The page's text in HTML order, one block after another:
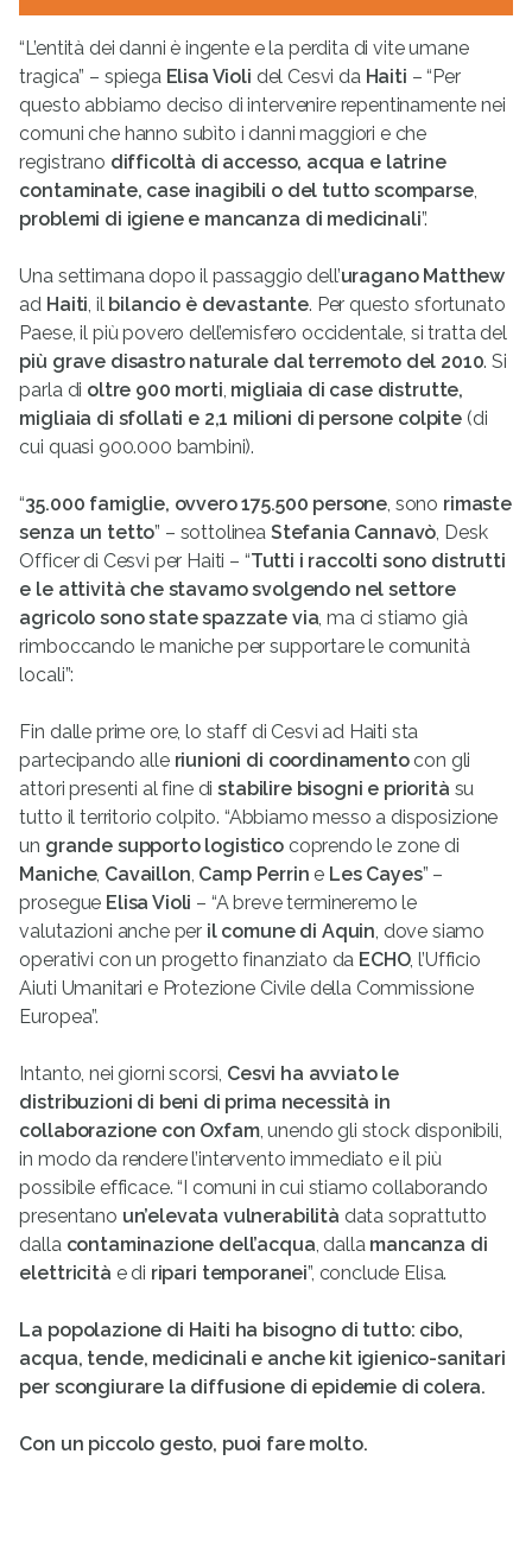
“L’entità dei danni è ingente e la perdita di vite umane
tragica” – spiega Elisa Violi del Cesvi da Haiti – “Per
questo abbiamo deciso di intervenire repentinamente nei
comuni che hanno subìto i danni maggiori e che
registrano difficoltà di accesso, acqua e latrine
contaminate, case inagibili o del tutto scomparse,
problemi di igiene e mancanza di medicinali”.
Una settimana dopo il passaggio dell’uragano Matthew
ad Haiti, il bilancio è devastante. Per questo sfortunato
Paese, il più povero dell’emisfero occidentale, si tratta del
più grave disastro naturale dal terremoto del 2010. Si
parla di oltre 900 morti, migliaia di case distrutte,
migliaia di sfollati e 2,1 milioni di persone colpite (di
cui quasi 900.000 bambini).
“35.000 famiglie, ovvero 175.500 persone, sono rimaste
senza un tetto” – sottolinea Stefania Cannavò, Desk
Officer di Cesvi per Haiti – “Tutti i raccolti sono distrutti
e le attività che stavamo svolgendo nel settore
agricolo sono state spazzate via, ma ci stiamo già
rimboccando le maniche per supportare le comunità
locali”:
Fin dalle prime ore, lo staff di Cesvi ad Haiti sta
partecipando alle riunioni di coordinamentocon gli
attori presenti al fine distabilire bisogni e priorità su
tutto il territorio colpito. “Abbiamo messo a disposizione
un grande supporto logistico coprendo le zone di
Maniche, Cavaillon, Camp Perrin e Les Cayes” –
prosegue Elisa Violi – “A breve termineremo le
valutazioni anche per il comune di Aquin, dove siamo
operativi con un progetto finanziato da ECHO, l’Ufficio
Aiuti Umanitari e Protezione Civile della Commissione
Europea”.
Intanto, nei giorni scorsi, Cesvi ha avviato le
distribuzioni di beni di prima necessità in
collaborazione con Oxfam, unendo gli stock disponibili,
in modo da rendere l’intervento immediato e il più
possibile efficace. “I comuni in cui stiamo collaborando
presentano un’elevata vulnerabilità data soprattutto
dalla contaminazione dell’acqua, dalla mancanza di
elettricità e di ripari temporanei”, conclude Elisa.
La popolazione di Haiti ha bisogno di tutto: cibo,
acqua, tende, medicinali e anche kit igienico-sanitari
per scongiurare la diffusione di epidemie di colera.
Con un piccolo gesto, puoi fare molto.